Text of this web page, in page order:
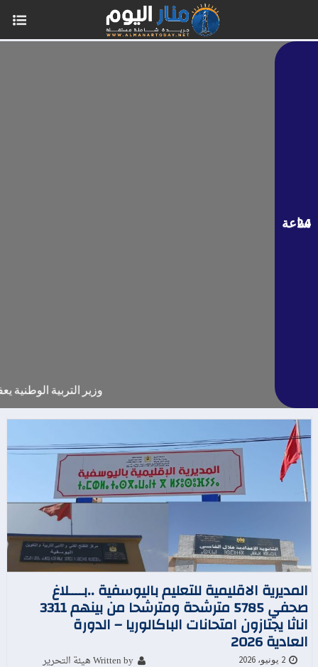
24 ساعة
وزير التربية الوطنية
المديرية الاقليمية للتعليم باليوسفية ..بــــلاغ
صحفي 5785 مترشحة ومترشحا من بينهم 3311
اناثا يجتازون امتحانات الباكالوريا – الدورة
العادية 2026
2 يونيو، 2026